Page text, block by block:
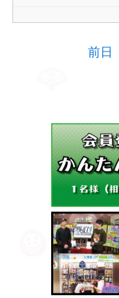
前日